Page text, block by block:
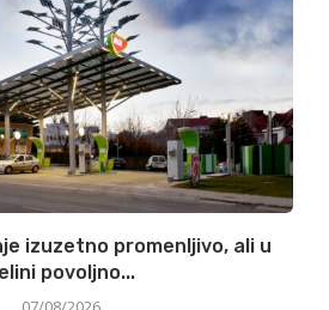
izuzetno promenljivo, ali u
povoljno...